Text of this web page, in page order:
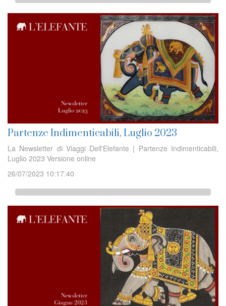
Partenze Indimenticabili, Luglio 2023
La Newsletter di Viaggi Dell'Elefante | Partenze Indimenticabili,
Luglio 2023 Versione online
26/07/2023 10:17:40